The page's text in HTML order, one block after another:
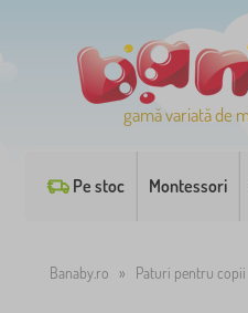
gamă variată de
Pe stoc Montessori
Banaby.ro » Paturi pentru copii